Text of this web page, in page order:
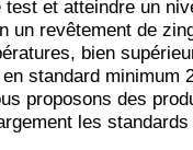
et atteindre un
un revêtement de
bien
standard minimum
proposons des
les